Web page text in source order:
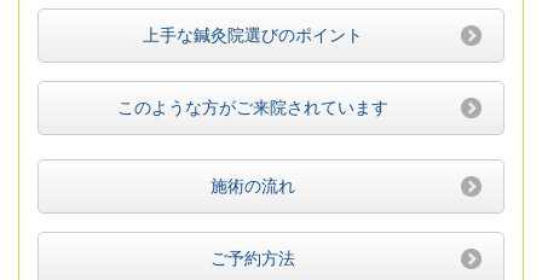
上手な鍼灸院選びのポイント
このような方がご来院されています
施術の流れ
ご予約方法